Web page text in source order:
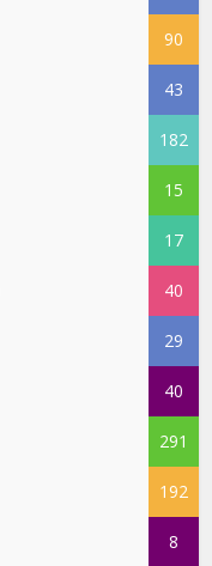
90
43
182
15
17
40
29
40
291
192
8